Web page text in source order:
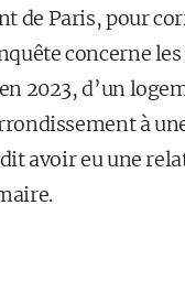
de Paris, pour
concerne
2023, d’un
à
avoir eu une